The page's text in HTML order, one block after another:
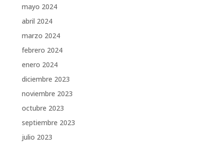
mayo 2024
abril 2024
marzo 2024
febrero 2024
enero 2024
diciembre 2023
noviembre 2023
octubre 2023
septiembre 2023
julio 2023